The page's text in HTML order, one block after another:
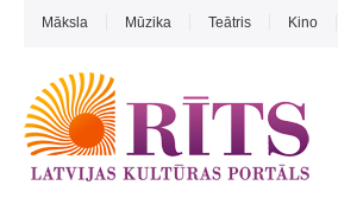
Māksla Mūzika Teātris Kino